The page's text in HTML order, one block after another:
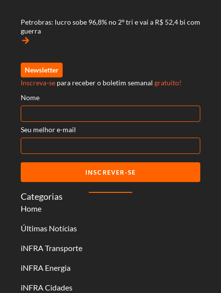
Categorias
Home
Últimas Notícias
iNFRA Transporte
iNFRA Energia
iNFRA Cidades
Petrobras: lucro sobe 96,8% no 2º tri e vai a R$ 52,4 bi com
guerra
arrow_forward
Newsletter
Inscreva-se para receber o boletim semanal gratuito!
Nome
Seu melhor e-mail
INSCREVER-SE